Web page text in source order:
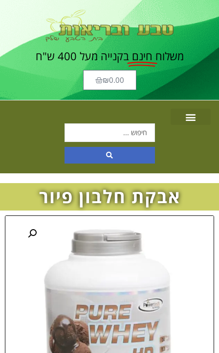
משלוח חינם בקנייה מעל 400 ש"ח
₪0.00
אבקת חלבון פיור